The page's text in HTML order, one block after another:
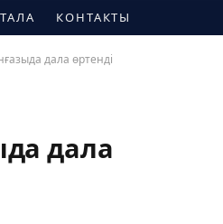
КОНТАКТЫ
дала өртенді
дала